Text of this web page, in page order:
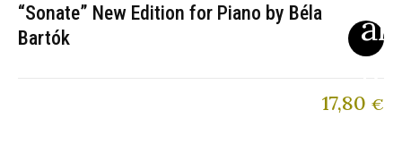
“Sonate” New Edition for Piano by Béla
Bartók
17,80 €